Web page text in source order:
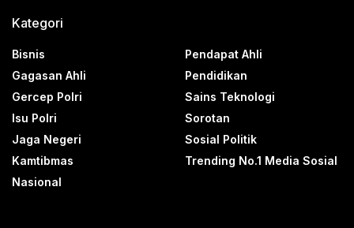
Kategori
Bisnis
Gagasan Ahli
Gercep Polri
Isu Polri
Jaga Negeri
Kamtibmas
Nasional
Pendapat Ahli
Pendidikan
Sains Teknologi
Sorotan
Sosial Politik
Trending No.1 Media Sosial